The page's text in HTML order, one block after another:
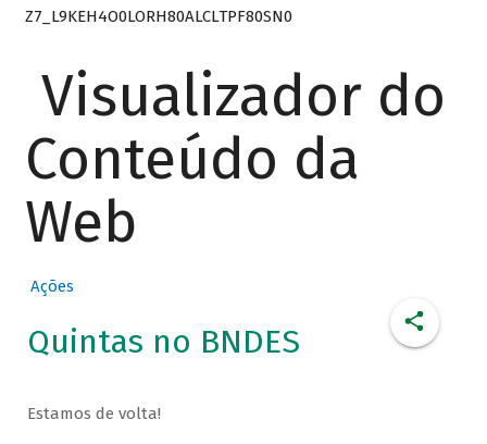
Z7_L9KEH4O0LORH80ALCLTPF80SN0
Visualizador do
Conteúdo da
Web
Ações
Quintas no BNDES
Estamos de volta!